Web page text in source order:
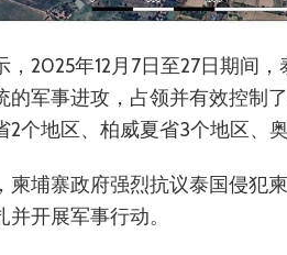
，2025年12月7日至27日期间
的军事进攻，占领并有效控制
2个地区、柏威夏省3个地区、
柬埔寨政府强烈抗议泰国侵犯
并开展军事行动。